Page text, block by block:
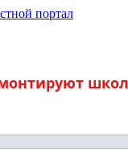
портал